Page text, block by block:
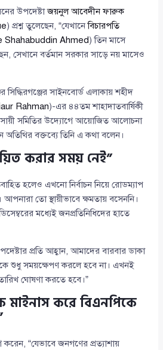
উপদেষ্টাজয়নুল আবেদীন ফারুক
) প্রশ্ন তুলেছেন, “যেখানেবিচারপতি
Shahabuddin Ahmed) তিন মাসে
সেখানে বর্তমান সরকার সাড়ে নয় মাসেও
সিদ্ধিরগঞ্জের সাইনবোর্ড এলাকায় শহীদ
Rahman)-এর ৪৪তম শাহাদাতবার্ষিকী
সমিতির উদ্যোগে আয়োজিত আলোচনা
অতিথির বক্তব্যে তিনি এ কথা বলেন।
করার সময় নেই”
হলেও এখনো নির্বাচন নিয়ে রোডম্যাপ
তো স্থায়ীভাবে ক্ষমতায় বসেননি।
মধ্যেই জনপ্রতিনিধিদের হাতে
প্রতি আহ্বান, আমাদের বারবার ডাকা
শুধু সময়ক্ষেপণ করলে হবে না। এখনই
তারিখ ঘোষণা করতে হবে।”
করে বিএনপিকে
“যেভাবে জনগণের প্রত্যাশায়